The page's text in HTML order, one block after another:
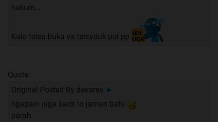
hukum...
Kalo tetep buka ya tercyduk pol pp
Quote:
Original Posted By devares ►
ngapain juga back to jaman batu
parah